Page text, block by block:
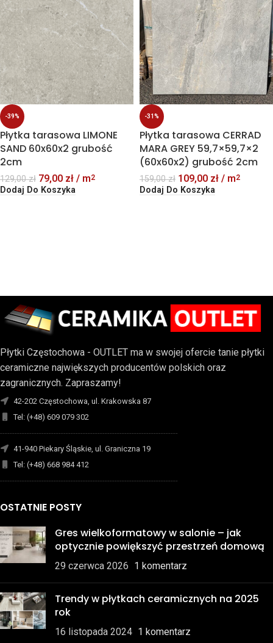
-39%
Płytka tarasowa LIMONE
SAND 60x60x2 grubość
2cm
129,00zł 79,00 zł / m2
Dodaj Do Koszyka
-31%
Płytka tarasowa CERRAD
MARA GREY 59,7×59,7×2
(60x60x2) grubość 2cm
159,00zł 109,00 zł / m2
Dodaj Do Koszyka
Płytki Częstochowa - OUTLET ma w swojej ofercie tanie płytki
ceramiczne największych producentów polskich oraz
zagranicznych. Zapraszamy!
42-202 Częstochowa, ul. Krakowska 87
Tel: (+48) 609 079 302
-------------------------------------------------------------------------
41-940 Piekary Śląskie, ul. Graniczna 19
Tel: (+48) 668 984 412
-------------------------------------------------------------------------
OSTATNIE POSTY
Gres wielkoformatowy w salonie – jak
optycznie powiększyć przestrzeń domową
29 czerwca 2026 1 komentarz
Trendy w płytkach ceramicznych na 2025
rok
16 listopada 2024 1 komentarz